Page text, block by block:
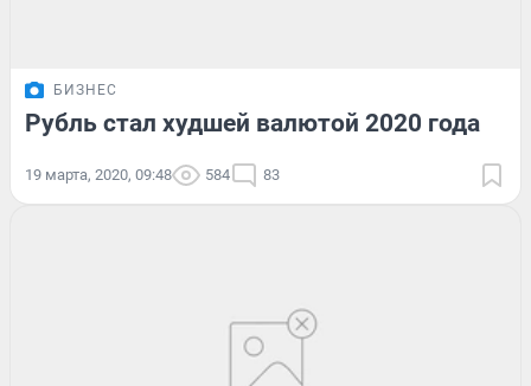
БИЗНЕС
Рубль стал худшей валютой 2020 года
19 марта, 2020, 09:48 584 83